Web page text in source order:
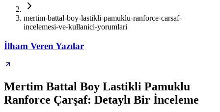
mertim-battal-boy-lastikli-pamuklu-ranforce-carsaf-
incelemesi-ve-kullanici-yorumlari
İlham Veren Yazılar
Mertim Battal Boy Lastikli Pamuklu
Ranforce Çarşaf: Detaylı Bir İnceleme